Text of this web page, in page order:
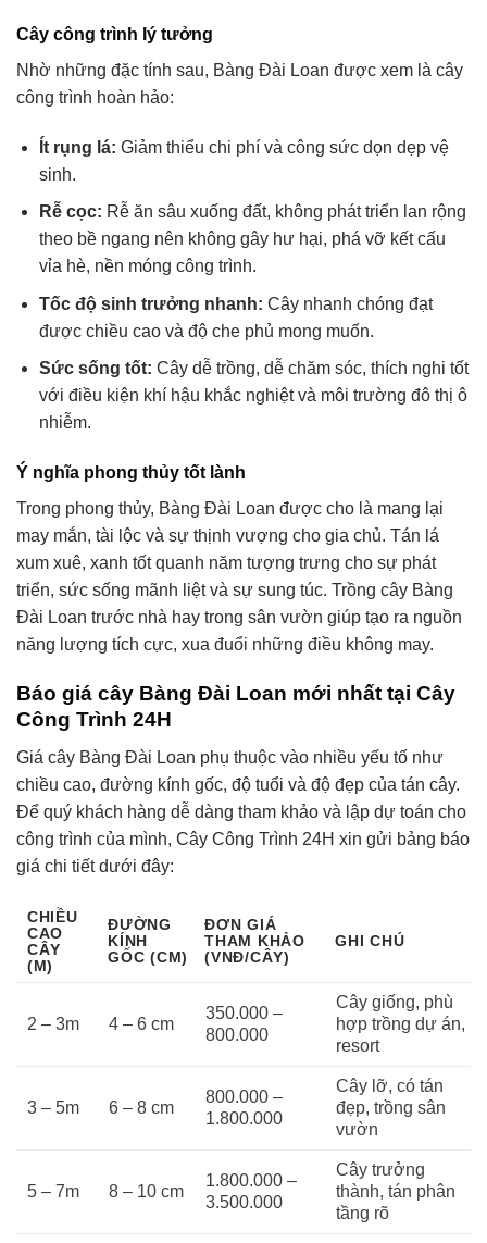
Cây công trình lý tưởng
Nhờ những đặc tính sau, Bàng Đài Loan được xem là cây
công trình hoàn hảo:
Ít rụng lá: Giảm thiểu chi phí và công sức dọn dẹp vệ
sinh.
Rễ cọc: Rễ ăn sâu xuống đất, không phát triển lan rộng
theo bề ngang nên không gây hư hại, phá vỡ kết cấu
vỉa hè, nền móng công trình.
Tốc độ sinh trưởng nhanh: Cây nhanh chóng đạt
được chiều cao và độ che phủ mong muốn.
Sức sống tốt: Cây dễ trồng, dễ chăm sóc, thích nghi tốt
với điều kiện khí hậu khắc nghiệt và môi trường đô thị ô
nhiễm.
Ý nghĩa phong thủy tốt lành
Trong phong thủy, Bàng Đài Loan được cho là mang lại
may mắn, tài lộc và sự thịnh vượng cho gia chủ. Tán lá
xum xuê, xanh tốt quanh năm tượng trưng cho sự phát
triển, sức sống mãnh liệt và sự sung túc. Trồng cây Bàng
Đài Loan trước nhà hay trong sân vườn giúp tạo ra nguồn
năng lượng tích cực, xua đuổi những điều không may.
Báo giá cây Bàng Đài Loan mới nhất tại Cây
Công Trình 24H
Giá cây Bàng Đài Loan phụ thuộc vào nhiều yếu tố như
chiều cao, đường kính gốc, độ tuổi và độ đẹp của tán cây.
Để quý khách hàng dễ dàng tham khảo và lập dự toán cho
công trình của mình, Cây Công Trình 24H xin gửi bảng báo
giá chi tiết dưới đây:
CHIỀU
CAO
CÂY
(M)
ĐƯỜNG
KÍNH
GỐC (CM)
ĐƠN GIÁ
THAM KHẢO
(VNĐ/CÂY)
GHI CHÚ
2 – 3m 4 – 6 cm
350.000 –
800.000
Cây giống, phù
hợp trồng dự án,
resort
3 – 5m 6 – 8 cm
800.000 –
1.800.000
Cây lỡ, có tán
đẹp, trồng sân
vườn
5 – 7m 8 – 10 cm
1.800.000 –
3.500.000
Cây trưởng
thành, tán phân
tầng rõ